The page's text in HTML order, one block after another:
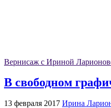
Вернисаж с Ириной
В свободном
13 февраля 2017 Ирина